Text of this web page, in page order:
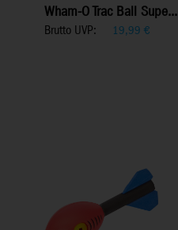
Wham-O Trac Ball Supe...
Brutto UVP: 19,99 €